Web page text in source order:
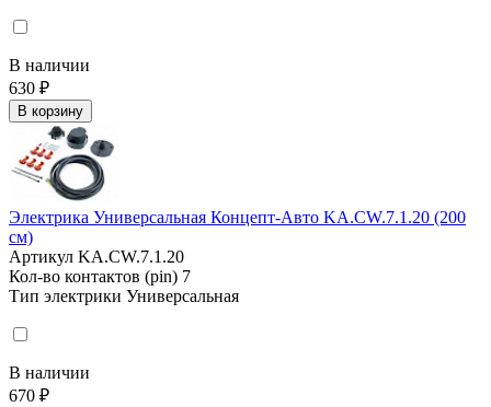
В наличии
630 ₽
В корзину
Электрика Универсальная Концепт-Авто KA.CW.7.1.20 (200
см)
Артикул KA.CW.7.1.20
Кол-во контактов (pin) 7
Тип электрики Универсальная
В наличии
670 ₽